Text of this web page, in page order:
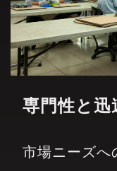
専門性と迅
市場ニーズへ